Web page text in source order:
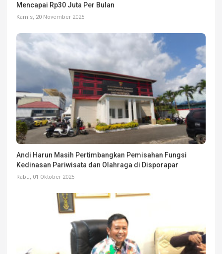
Mencapai Rp30 Juta Per Bulan
Kamis, 20 November 2025
Andi Harun Masih Pertimbangkan Pemisahan Fungsi
Kedinasan Pariwisata dan Olahraga di Disporapar
Rabu, 01 Oktober 2025